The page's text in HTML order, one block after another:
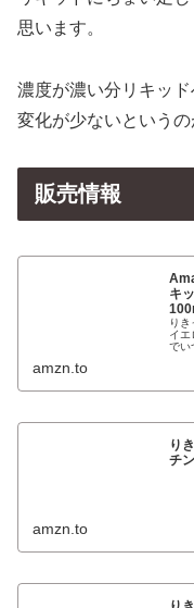
思います。
濃度が濃い分リキッ
変化が少ないという
販売情報
キ
り
イエ
でい
amzn.to
り
チ
amzn.to